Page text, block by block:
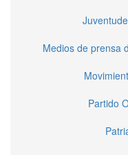
Medios de prensa
Partido